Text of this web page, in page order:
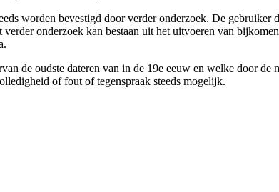
worden bevestigd door verder onderzoek. De
onderzoek kan bestaan uit het uitvoeren van
de oudste dateren van in de 19e eeuw en welke door
of fout of tegenspraak steeds mogelijk.